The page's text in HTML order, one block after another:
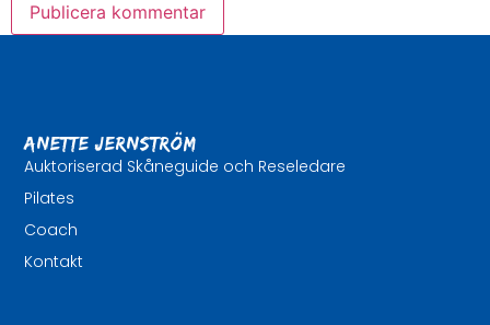
Anette Jernström
Auktoriserad Skåneguide och Reseledare
Pilates
Coach
Kontakt